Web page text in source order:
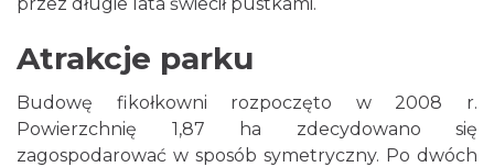
Atrakcje parku
Budowę fikołkowni rozpoczęto w 2008 r.
Powierzchnię 1,87 ha zdecydowano się
zagospodarować w sposób symetryczny. Po dwóch